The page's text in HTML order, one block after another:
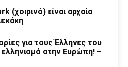
(χοιρινό) είναι αρχαία
για τους Έλληνες του
ελληνισμό στην Ευρώπη! –